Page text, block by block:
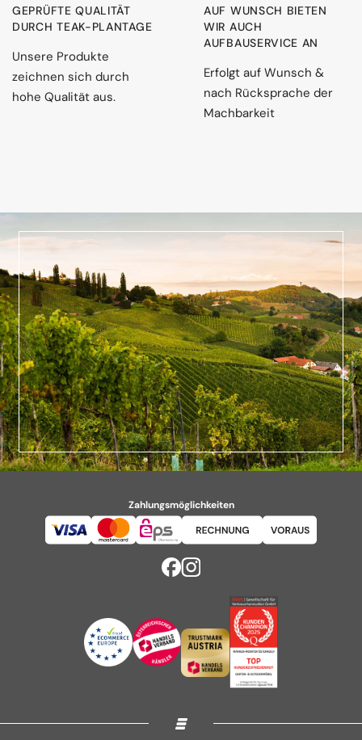
GEPRÜFTE QUALITÄT
DURCH TEAK-PLANTAGE
Unsere Produkte
zeichnen sich durch
hohe Qualität aus.
AUF WUNSCH BIETEN
WIR AUCH
AUFBAUSERVICE AN
Erfolgt auf Wunsch &
nach Rücksprache der
Machbarkeit
Zahlungsmöglichkeiten